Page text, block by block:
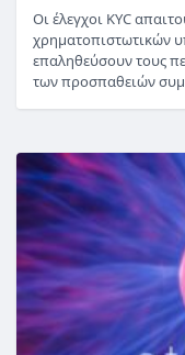
Οι έλεγχοι KYC
χρηματοπιστωτικών
επαληθεύσουν τους
των προσπαθειών